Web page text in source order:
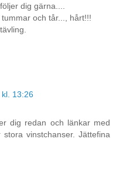
dig gärna....
och tår..., hårt!!!
13:26
dig redan och länkar med
vinstchanser. Jättefina